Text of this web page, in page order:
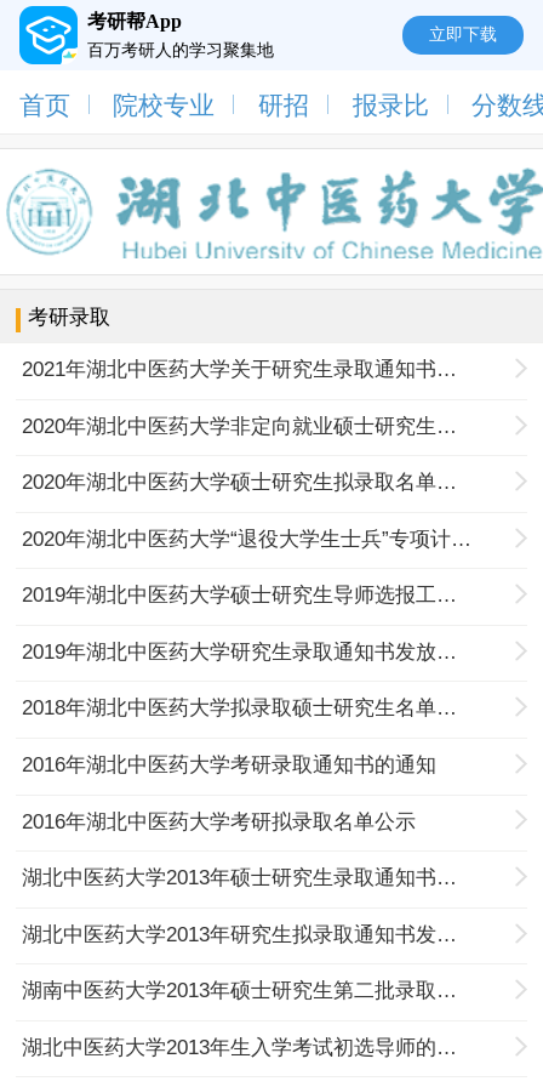
考研帮App
百万考研人的学习聚集地
立即下载
首页 院校专业 研招 报录比 分数
考研录取
2021年湖北中医药大学关于研究生录取通知书发放的通知
2020年湖北中医药大学非定向就业硕士研究生调档及党组织关系转入通知
2020年湖北中医药大学硕士研究生拟录取名单公示
2020年湖北中医药大学“退役大学生士兵”专项计划第二轮调剂通知
2019年湖北中医药大学硕士研究生导师选报工作的通知
2019年湖北中医药大学研究生录取通知书发放的通知
2018年湖北中医药大学拟录取硕士研究生名单公示
2016年湖北中医药大学考研录取通知书的通知
2016年湖北中医药大学考研拟录取名单公示
湖北中医药大学2013年硕士研究生录取通知书的通知
湖北中医药大学2013年研究生拟录取通知书发放说明
湖南中医药大学2013年硕士研究生第二批录取名单
湖北中医药大学2013年生入学考试初选导师的通知